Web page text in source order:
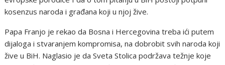
kosenzus naroda i građana koji u njoj žive.
Papa Franjo je rekao da Bosna i Hercegovina treba ići putem
dijaloga i stvaranjem kompromisa, na dobrobit svih naroda koji
žive u BiH. Naglasio je da Sveta Stolica podržava težnje koje